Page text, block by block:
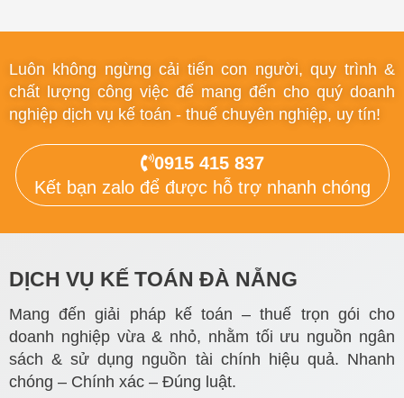
Luôn không ngừng cải tiến con người, quy trình &
chất lượng công việc để mang đến cho quý doanh
nghiệp dịch vụ kế toán - thuế chuyên nghiệp, uy tín!
0915 415 837
Kết bạn zalo để được hỗ trợ nhanh chóng
DỊCH VỤ KẾ TOÁN ĐÀ NẴNG
Mang đến giải pháp kế toán – thuế trọn gói cho
doanh nghiệp vừa & nhỏ, nhằm tối ưu nguồn ngân
sách & sử dụng nguồn tài chính hiệu quả. Nhanh
chóng – Chính xác – Đúng luật.